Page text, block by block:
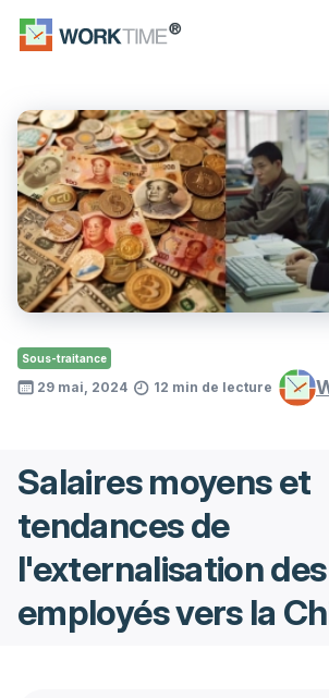
Sous-traitance
29 mai, 2024 12 min de lecture
Salaires moyens et
tendances de
l'externalisation des
employés vers la